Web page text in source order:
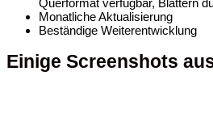
Monatliche Aktualisierung
Beständige Weiterentwicklung
Einige Screenshots